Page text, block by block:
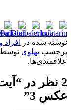
نوشته شده در
برچسب پهلوی توسط
علاقمندی‌ها.
2 نظر در “
عکس 3
”